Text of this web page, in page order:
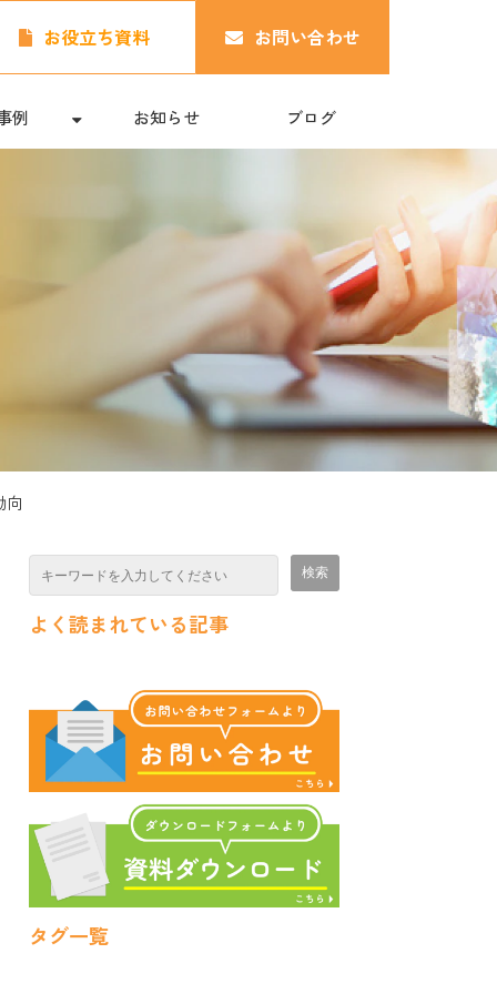
お役立ち資料 お問い合わせ
例 お知らせ ブログ
向
よく読まれている記事
タグ一覧